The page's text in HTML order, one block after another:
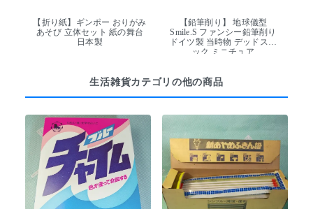
【折り紙】ギンポー おりがみ
あそび 立体セット 紙の舞台
日本製
【鉛筆削り】 地球儀型
Smile.S ファンシー鉛筆削り
ドイツ製 当時物 デッドスト
ック ミニチュア
生活雑貨カテゴリの他の商品